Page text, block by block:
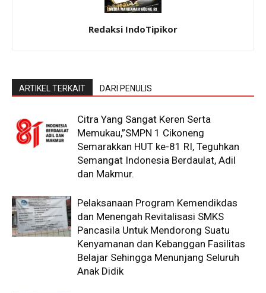
Redaksi IndoTipikor
ARTIKEL TERKAIT DARI PENULIS
Citra Yang Sangat Keren Serta
Memukau,”SMPN 1 Cikoneng
Semarakkan HUT ke-81 RI, Teguhkan
Semangat Indonesia Berdaulat, Adil
dan Makmur.
Pelaksanaan Program Kemendikdas
dan Menengah Revitalisasi SMKS
Pancasila Untuk Mendorong Suatu
Kenyamanan dan Kebanggan Fasilitas
Belajar Sehingga Menunjang Seluruh
Anak Didik